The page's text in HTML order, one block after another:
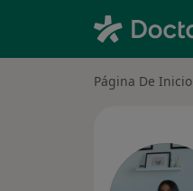
Página De Inicio